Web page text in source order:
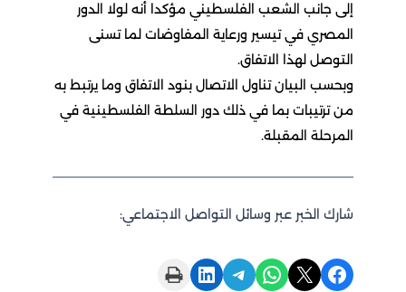
إلى جانب الشعب الفلسطيني مؤكدا أنه لولا الدور
المصري في تيسير ورعاية المفاوضات لما تسنى
التوصل لهذا الاتفاق.
وبحسب البيان تناول الاتصال بنود الاتفاق وما يرتبط به
من ترتيبات بما في ذلك دور السلطة الفلسطينية في
المرحلة المقبلة.
شارك الخبر عبر وسائل التواصل الاجتماعي:
Share on Facebook
Share on X
Share on WhatsApp
Share on Telegram
Share on LinkedIn
Print this Page